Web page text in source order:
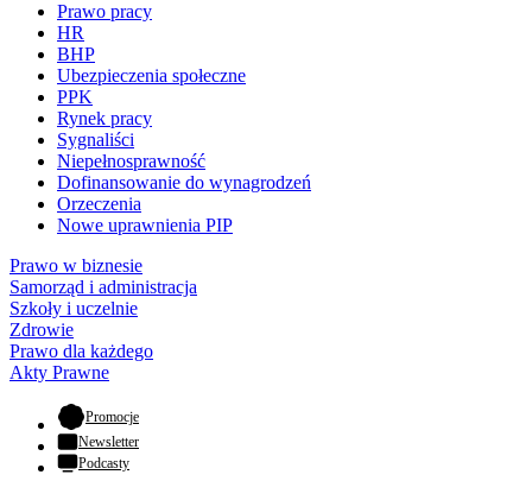
Prawo pracy
HR
BHP
Ubezpieczenia społeczne
PPK
Rynek pracy
Sygnaliści
Niepełnosprawność
Dofinansowanie do wynagrodzeń
Orzeczenia
Nowe uprawnienia PIP
Prawo w biznesie
Samorząd i administracja
Szkoły i uczelnie
Zdrowie
Prawo dla każdego
Akty Prawne
Promocje- otwiera się w nowej karcie
Newsletter
Podcasty